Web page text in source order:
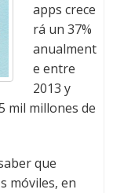
apps crece
rá un 37%
anualment
e entre
2013 y
mil millones de
que
móviles, en